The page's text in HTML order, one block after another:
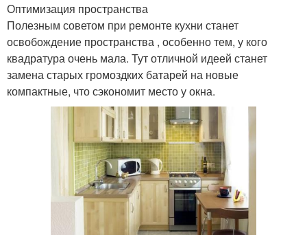
Оптимизация пространства
Полезным советом при ремонте кухни станет
освобождение пространства , особенно тем, у кого
квадратура очень мала. Тут отличной идеей станет
замена старых громоздких батарей на новые
компактные, что сэкономит место у окна.